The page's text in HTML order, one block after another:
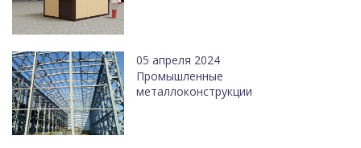
05 апреля 2024
Промышленные
металлоконструкции